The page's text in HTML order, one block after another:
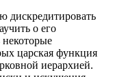
дискредитировать
о его
некоторые
царская функция
иерархией.